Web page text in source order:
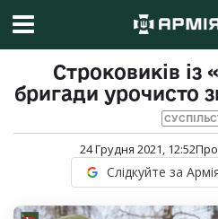
Строковиків із
бригади урочисто
24 Грудня 2021, 12:52
Слідкуйте за